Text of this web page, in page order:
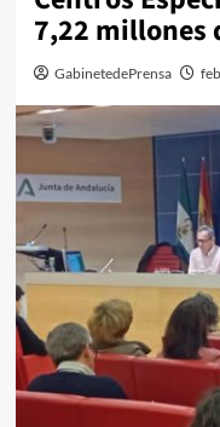
7,22 millones
GabinetedePrensa